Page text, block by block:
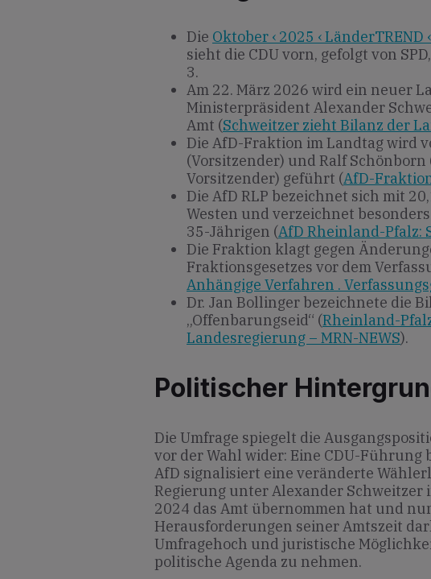
Die Oktober ‹ 2025 ‹
sieht die CDU vorn, gefolgt von
3.
Am 22. März 2026 wird ein neuer
Ministerpräsident Alexander
Amt (Schweitzer zieht Bilanz der
Die AfD-Fraktion im Landtag wird
(Vorsitzender) und Ralf
Vorsitzender) geführt (AfD-
Die AfD RLP bezeichnet sich mit
Westen und verzeichnet
35-Jährigen (AfD Rheinland-Pfalz:
Die Fraktion klagt gegen
Fraktionsgesetzes vor dem
Anhängige Verfahren .
Dr. Jan Bollinger bezeichnete die
„Offenbarungseid“ (Rheinland-
Landesregierung – MRN-NEWS).
Politischer
Die Umfrage spiegelt die
vor der Wahl wider: Eine CDU-
AfD signalisiert eine veränderte
Regierung unter Alexander Schweitzer
2024 das Amt übernommen hat und
Herausforderungen seiner Amtszeit
Umfragehoch und juristische
politische Agenda zu nehmen.